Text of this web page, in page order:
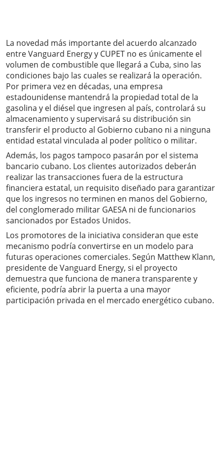
La novedad más importante del acuerdo alcanzado
entre Vanguard Energy y CUPET no es únicamente el
volumen de combustible que llegará a Cuba, sino las
condiciones bajo las cuales se realizará la operación.
Por primera vez en décadas, una empresa
estadounidense mantendrá la propiedad total de la
gasolina y el diésel que ingresen al país, controlará su
almacenamiento y supervisará su distribución sin
transferir el producto al Gobierno cubano ni a ninguna
entidad estatal vinculada al poder político o militar.
Además, los pagos tampoco pasarán por el sistema
bancario cubano. Los clientes autorizados deberán
realizar las transacciones fuera de la estructura
financiera estatal, un requisito diseñado para garantizar
que los ingresos no terminen en manos del Gobierno,
del conglomerado militar GAESA ni de funcionarios
sancionados por Estados Unidos.
Los promotores de la iniciativa consideran que este
mecanismo podría convertirse en un modelo para
futuras operaciones comerciales. Según Matthew Klann,
presidente de Vanguard Energy, si el proyecto
demuestra que funciona de manera transparente y
eficiente, podría abrir la puerta a una mayor
participación privada en el mercado energético cubano.